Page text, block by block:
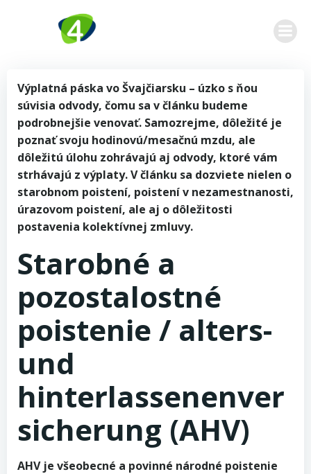
Výplatná páska vo Švajčiarsku – úzko s ňou
súvisia odvody, čomu sa v článku budeme
podrobnejšie venovať. Samozrejme, dôležité je
poznať svoju hodinovú/mesačnú mzdu, ale
dôležitú úlohu zohrávajú aj odvody, ktoré vám
strhávajú z výplaty. V článku sa dozviete nielen o
starobnom poistení, poistení v nezamestnanosti,
úrazovom poistení, ale aj o dôležitosti
postavenia kolektívnej zmluvy.
Starobné a
pozostalostné
poistenie / alters-
und
hinterlassenenver
sicherung (AHV)
AHV je všeobecné a povinné národné poistenie